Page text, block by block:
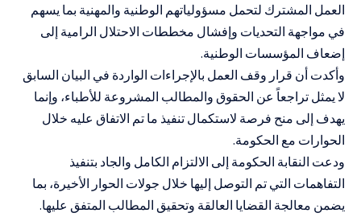
العمل المشترك لتحمل مسؤولياتهم الوطنية والمهنية بما يسهم
في مواجهة التحديات وإفشال مخططات الاحتلال الرامية إلى
إضعاف المؤسسات الوطنية.
وأكدت أن قرار وقف العمل بالإجراءات الواردة في البيان السابق
لا يمثل تراجعاً عن الحقوق والمطالب المشروعة للأطباء، وإنما
يهدف إلى منح فرصة لاستكمال تنفيذ ما تم الاتفاق عليه خلال
الحوارات مع الحكومة.
ودعت النقابة الحكومة إلى الالتزام الكامل والجاد بتنفيذ
التفاهمات التي تم التوصل إليها خلال جولات الحوار الأخيرة، بما
يضمن معالجة القضايا العالقة وتحقيق المطالب المتفق عليها.